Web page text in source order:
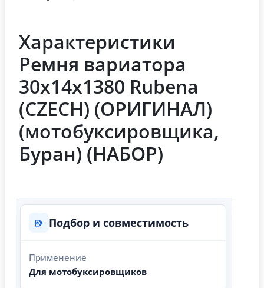
Характеристики
Ремня вариатора
30х14х1380 Rubena
(СZECH) (ОРИГИНАЛ)
(мотобуксировщика,
Буран) (НАБОР)
Подбор и совместимость
Применение
Для мотобуксировщиков